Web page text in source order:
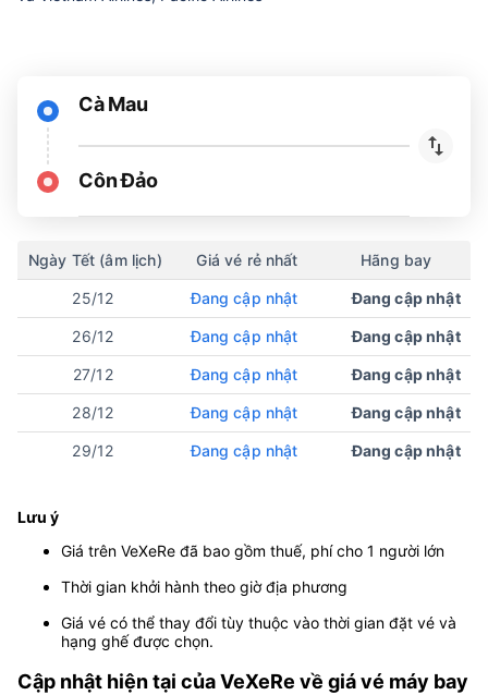
Cà Mau
Côn Đảo
Ngày Tết (âm lịch) Giá vé rẻ nhất Hãng bay
25/12 Đang cập nhật Đang cập nhật
26/12 Đang cập nhật Đang cập nhật
27/12 Đang cập nhật Đang cập nhật
28/12 Đang cập nhật Đang cập nhật
29/12 Đang cập nhật Đang cập nhật
Lưu ý
Giá trên VeXeRe đã bao gồm thuế, phí cho 1 người lớn
Thời gian khởi hành theo giờ địa phương
Giá vé có thể thay đổi tùy thuộc vào thời gian đặt vé và
hạng ghế được chọn.
Cập nhật hiện tại của VeXeRe về giá vé máy bay